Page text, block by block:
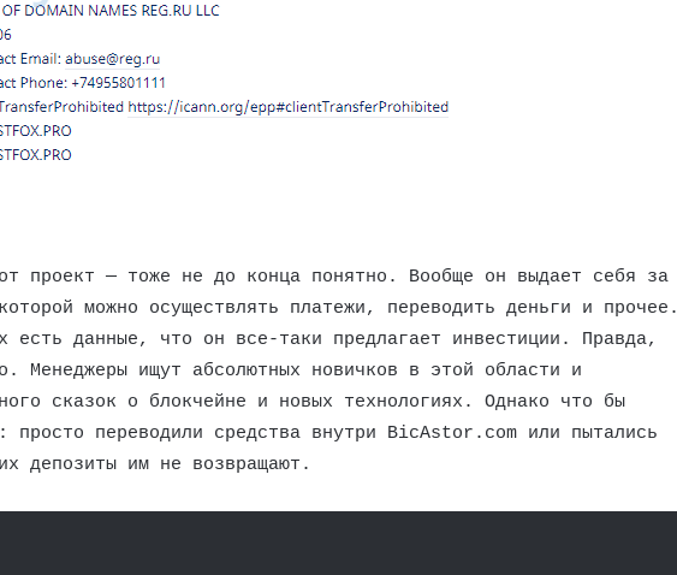
проект — тоже не до конца понятно. Вообще он выдает себя за
можно осуществлять платежи, переводить деньги и прочее.
есть данные, что он все-таки предлагает инвестиции. Правда,
Менеджеры ищут абсолютных новичков в этой области и
сказок о блокчейне и новых технологиях. Однако что бы
просто переводили средства внутри BicAstor.com или пытались
депозиты им не возвращают.